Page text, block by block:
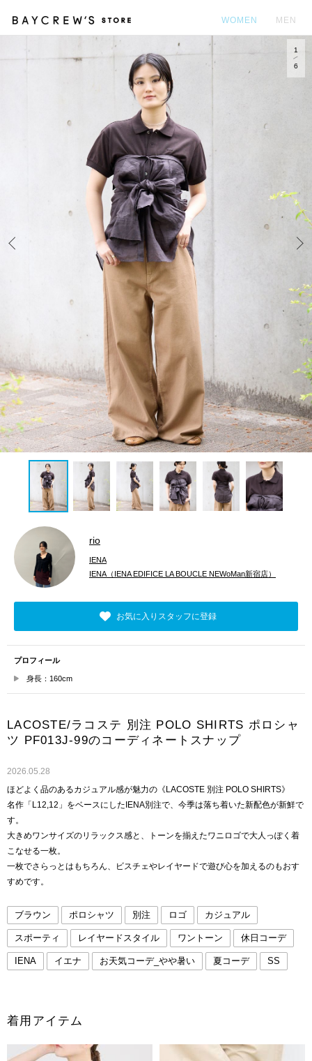
WOMEN MEN
1
6
rio
IENA
IENA（IENA EDIFICE LA BOUCLE NEWoMan新宿店）
お気に入りスタッフに登録
プロフィール
身長：160cm
LACOSTE/ラコステ 別注 POLO SHIRTS ポロシャ
ツ PF013J-99のコーディネートスナップ
2026.05.28
ほどよく品のあるカジュアル感が魅力の《LACOSTE 別注 POLO SHIRTS》
名作「L12,12」をベースにしたIENA別注で、今季は落ち着いた新配色が新鮮で
す。
大きめワンサイズのリラックス感と、トーンを揃えたワニロゴで大人っぽく着
こなせる一枚。
一枚でさらっとはもちろん、ビスチェやレイヤードで遊び心を加えるのもおす
すめです。
ブラウン ポロシャツ 別注 ロゴ カジュアル
スポーティ レイヤードスタイル ワントーン 休日コーデ
IENA イエナ お天気コーデ_やや暑い 夏コーデ SS
着用アイテム